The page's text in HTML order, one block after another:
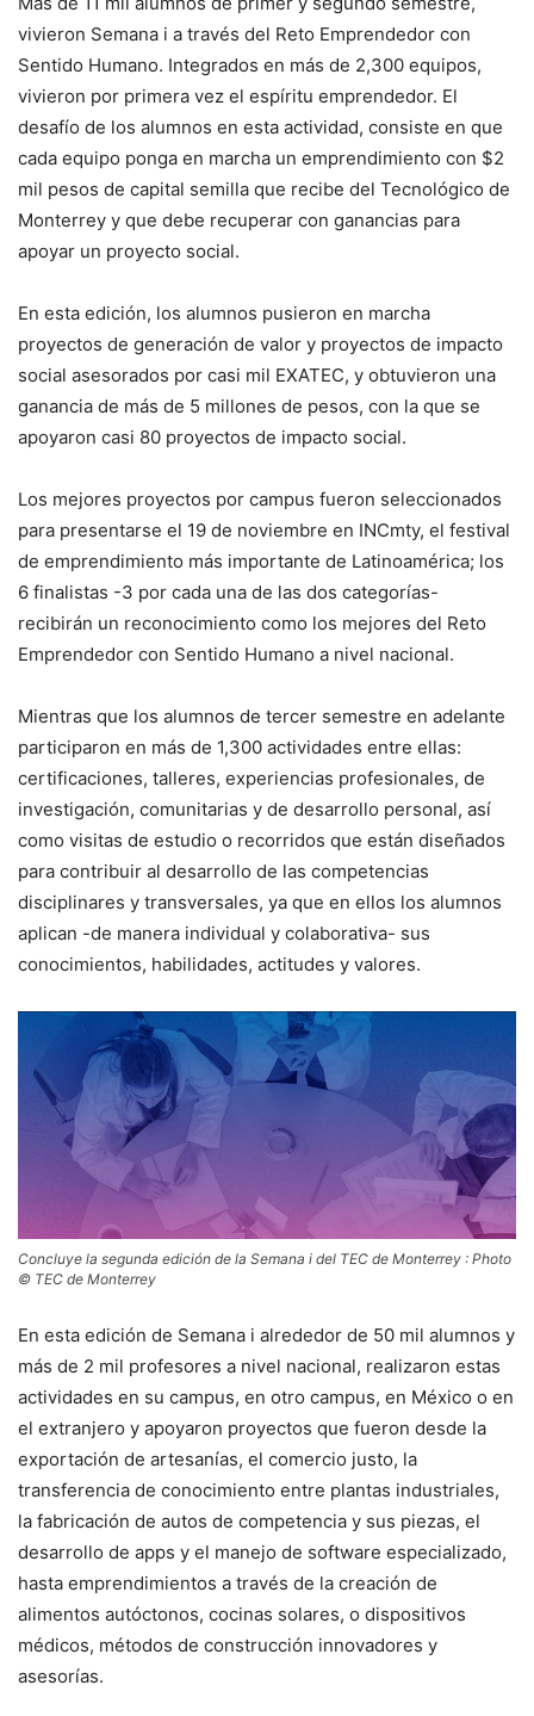
vivieron Semana i a través del Reto Emprendedor con
Sentido Humano. Integrados en más de 2,300 equipos,
vivieron por primera vez el espíritu emprendedor. El
desafío de los alumnos en esta actividad, consiste en que
cada equipo ponga en marcha un emprendimiento con $2
mil pesos de capital semilla que recibe del Tecnológico de
Monterrey y que debe recuperar con ganancias para
apoyar un proyecto social.
En esta edición, los alumnos pusieron en marcha
proyectos de generación de valor y proyectos de impacto
social asesorados por casi mil EXATEC, y obtuvieron una
ganancia de más de 5 millones de pesos, con la que se
apoyaron casi 80 proyectos de impacto social.
Los mejores proyectos por campus fueron seleccionados
para presentarse el 19 de noviembre en INCmty, el festival
de emprendimiento más importante de Latinoamérica; los
6 finalistas -3 por cada una de las dos categorías-
recibirán un reconocimiento como los mejores del Reto
Emprendedor con Sentido Humano a nivel nacional.
Mientras que los alumnos de tercer semestre en adelante
participaron en más de 1,300 actividades entre ellas:
certificaciones, talleres, experiencias profesionales, de
investigación, comunitarias y de desarrollo personal, así
como visitas de estudio o recorridos que están diseñados
para contribuir al desarrollo de las competencias
disciplinares y transversales, ya que en ellos los alumnos
aplican -de manera individual y colaborativa- sus
conocimientos, habilidades, actitudes y valores.
Concluye la segunda edición de la Semana i del TEC de Monterrey : Photo
© TEC de Monterrey
En esta edición de Semana i alrededor de 50 mil alumnos y
más de 2 mil profesores a nivel nacional, realizaron estas
actividades en su campus, en otro campus, en México o en
el extranjero y apoyaron proyectos que fueron desde la
exportación de artesanías, el comercio justo, la
transferencia de conocimiento entre plantas industriales,
la fabricación de autos de competencia y sus piezas, el
desarrollo de apps y el manejo de software especializado,
hasta emprendimientos a través de la creación de
alimentos autóctonos, cocinas solares, o dispositivos
médicos, métodos de construcción innovadores y
asesorías.